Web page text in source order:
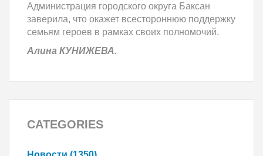
Администрация городского округа Баксан
заверила, что окажет всестороннюю поддержку
семьям героев в рамках своих полномочий.
Алина КУНИЖЕВА.
CATEGORIES